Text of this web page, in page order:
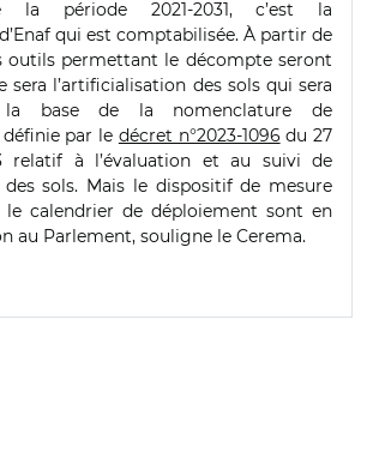
période 2021-2031, c’est la
qui est comptabilisée. À partir de
outils permettant le décompte seront
sera l’artificialisation des sols qui sera
la base de la nomenclature de
par le décret n°2023-1096 du 27
relatif à l’évaluation et au suivi de
des sols. Mais le dispositif de mesure
le calendrier de déploiement sont en
au Parlement, souligne le Cerema.